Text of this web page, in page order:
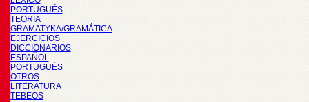
PORTUGUÉS
TEORÍA
GRAMATYKA/GRAMÁTICA
EJERCICIOS
DICCIONARIOS
ESPAÑOL
PORTUGUÉS
OTROS
LITERATURA
TEBEOS